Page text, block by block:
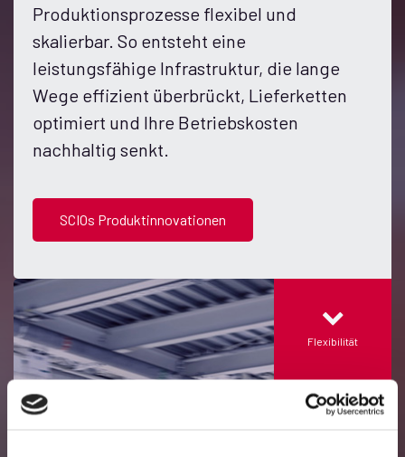
Produktionsprozesse flexibel und
skalierbar. So entsteht eine
leistungsfähige Infrastruktur, die lange
Wege effizient überbrückt, Lieferketten
optimiert und Ihre Betriebskosten
nachhaltig senkt.
SCIOs Produktinnovationen
Flexibilität